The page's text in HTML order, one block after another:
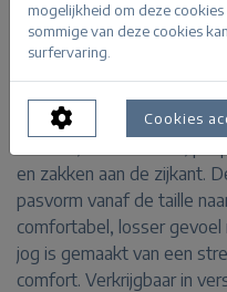
De Cargo jog colour is
en zakken aan de zijkant.
pasvorm vanaf de taille
comfortabel, losser gevoel
jog is gemaakt van een
comfort. Verkrijgbaar in
mogelijkheid om deze
sommige van deze cookies
surfervaring.
Cookies